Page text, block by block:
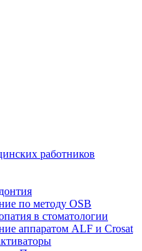
работников
по методу OSB
в стоматологии
аппаратом ALF и Сrosat